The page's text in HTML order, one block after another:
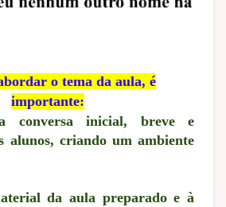
o tema da aula, é
importante:
conversa inicial, breve e
alunos, criando um ambiente
da aula preparado e à